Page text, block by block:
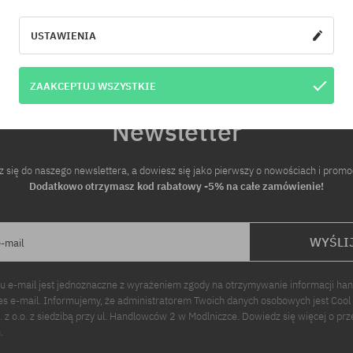
Newsletter
się do naszego newslettera, a dowiesz się jako pierwszy o nowościach i
Dodatkowo otrzymasz kod rabatowy -5% na całe zamówienie!
mail
e-mail jest jednoznaczne z wyrażeniem zgody na otrzymywanie informacji
e-mail. Informujemy, że administratorem Twoich danych osobowych jest Cool
z o.o. z siedzibą przy ul. Handlowców 2 w Modlniczce. Dowiedz się więcej o
USTAWIENIA
ZAAKCEPTUJ WSZYSTKIE